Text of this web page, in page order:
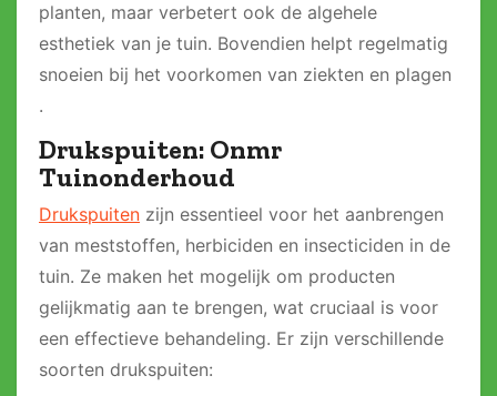
planten, maar verbetert ook de algehele
esthetiek van je tuin. Bovendien helpt regelmatig
snoeien bij het voorkomen van ziekten en plagen
.
Drukspuiten: Onmr
Tuinonderhoud
Drukspuiten zijn essentieel voor het aanbrengen
van meststoffen, herbiciden en insecticiden in de
tuin. Ze maken het mogelijk om producten
gelijkmatig aan te brengen, wat cruciaal is voor
een effectieve behandeling. Er zijn verschillende
soorten drukspuiten: